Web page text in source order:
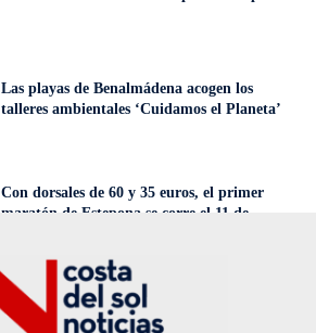
Las playas de Benalmádena acogen los
talleres ambientales ‘Cuidamos el Planeta’
Con dorsales de 60 y 35 euros, el primer
maratón de Estepona se corre el 11 de